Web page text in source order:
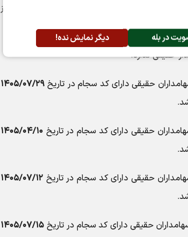
در بله دیگر نمایش نده!
حقیقی دارای کد سجام در تاریخ
از
حقیقی ندارد.
حقیقی دارای کد سجام در تاریخ ۱۴۰۵/۰۷/۲۹
حقیقی دارای کد سجام در تاریخ ۱۴۰۵/۰۴/۱۰
حقیقی دارای کد سجام در تاریخ ۱۴۰۵/۰۷/۱۲
حقیقی دارای کد سجام در تاریخ ۱۴۰۵/۰۷/۱۵